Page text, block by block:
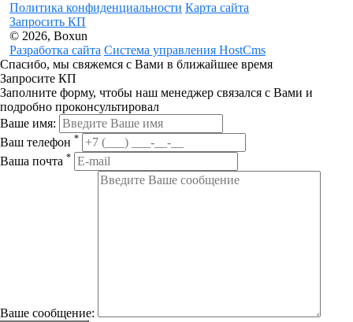
Политика конфиденциальности Карта сайта
Запросить КП
© 2026, Boxun
Разработка сайта Система управления HostCms
Спасибо, мы свяжемся с Вами в ближайшее время
Запросите КП
Заполните форму, чтобы наш менеджер связался с Вами и
подробно проконсультировал
Ваше имя:
Ваш телефон *
Ваша почта *
Ваше сообщение: